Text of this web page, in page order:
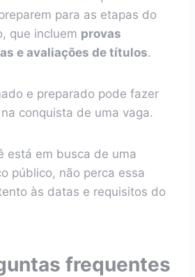
para as etapas do
que incluem provas
e avaliações de títulos.
e preparado pode fazer
conquista de uma vaga.
está em busca de uma
público, não perca essa
às datas e requisitos do
frequentes